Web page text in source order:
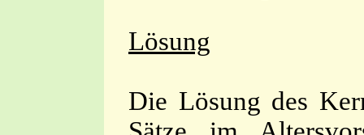
Lösung
Die Lösung des